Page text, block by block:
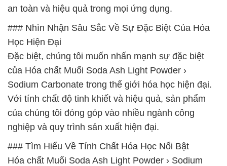
an toàn và hiệu quả trong mọi ứng dụng.
### Nhìn Nhận Sâu Sắc Về Sự Đặc Biệt Của Hóa
Học Hiện Đại
Đặc biệt, chúng tôi muốn nhấn mạnh sự đặc biệt
của Hóa chất Muối Soda Ash Light Powder ›
Sodium Carbonate trong thế giới hóa học hiện đại.
Với tính chất độ tinh khiết và hiệu quả, sản phẩm
của chúng tôi đóng góp vào nhiều ngành công
nghiệp và quy trình sản xuất hiện đại.
### Tìm Hiểu Về Tính Chất Hóa Học Nổi Bật
Hóa chất Muối Soda Ash Light Powder › Sodium